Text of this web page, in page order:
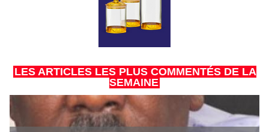
LES ARTICLES LES PLUS COMMENTÉS DE LA
SEMAINE